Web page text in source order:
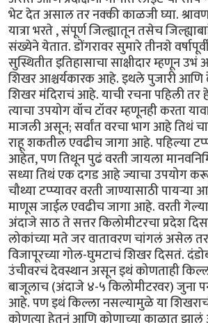
भेट देत असाल तर नक्की काळजी घ्या.
यात्रा भरते , संपूर्ण जिल्ह्यातून तसेच
संख्येने येतात. डोंगरावर सुमारे तीनशे
सुस्थितीत इतिहासाचा साक्षीदार म्हणून
शिखर आश्चर्यकारक आहे. इथले पुजारी आणि
शिखर मंदिराचं आहे. याची रचना पहिली तर
त्याचा उपयोग वॉच टॉवर म्हणूनही करता
माजली असून; सर्वांत वरचा भाग आहे तिथं
राहू शकतील एवढीच जागा आहे. पहिल्या
आहेत, पण तिथून पुढं वरती जायला
सध्या तिथं एक दगड आहे ज्याचा उपयोग
चौथ्या टप्प्यावर वरती जाण्यासाठी
माणूस जाईल एवढीच जागा आहे. वरती
अंदाजे साठ ते सत्तर किलोमीटरचा प्रदेश
लोकांच्या मते जर वातावरण चांगलं असेल तर
विजापूरच्या गोल-घुमटाचं शिखर दिसतं.
उंचीवरचं देवस्थान असून इथं कोणताही
बाजूलाच (अंदाजे ४-५ किलोमीटरवर) जुना
आहे. पण इथं किल्ला नसल्यामुळे या